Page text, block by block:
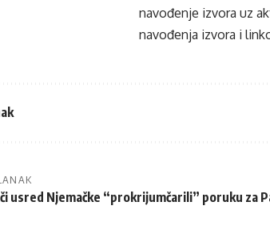
navođenje izvora uz
navođenja izvora i
usred Njemačke “prokrijumčarili” poruku za